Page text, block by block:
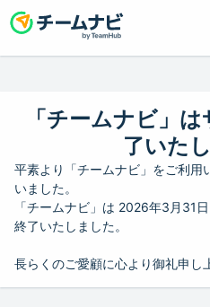
「チームナビ」
了いた
平素より「チームナビ」をご利用
いました。
「チームナビ」は 2026年3月31
終了いたしました。
長らくのご愛顧に心より御礼申し